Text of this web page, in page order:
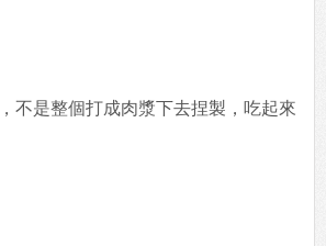
不是整個打成肉漿下去捏製，吃起來